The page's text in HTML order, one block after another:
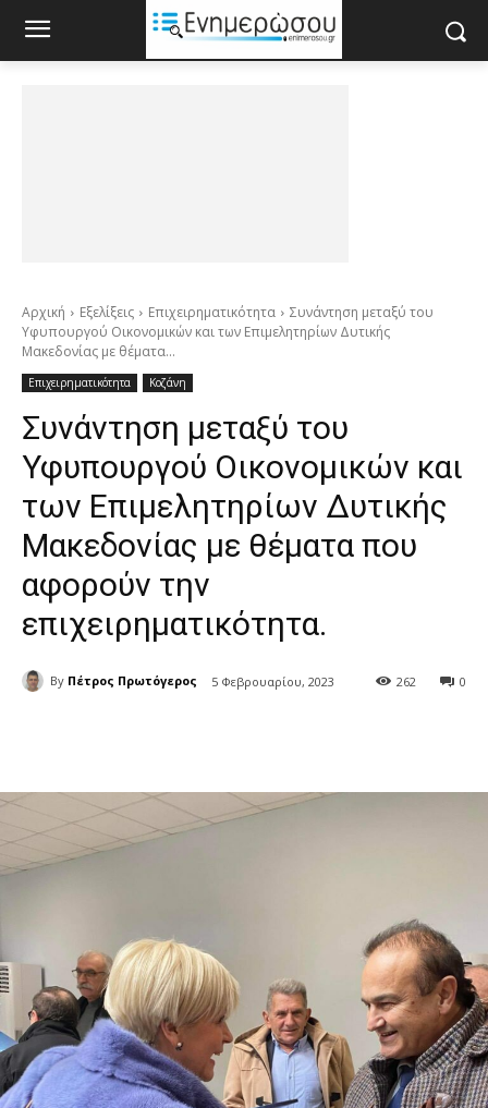
Αρχική Εξελίξεις Επιχειρηματικότητα
Συνάντηση μεταξύ του
Υφυπουργού Οικονομικών και των Επιμελητηρίων Δυτικής
Μακεδονίας με θέματα...
Επιχειρηματικότητα Κοζάνη
Συνάντηση μεταξύ του
Υφυπουργού Οικονομικών και
των Επιμελητηρίων Δυτικής
Μακεδονίας με θέματα που
αφορούν την
επιχειρηματικότητα.
By Πέτρος Πρωτόγερος 5 Φεβρουαρίου, 2023 0
262